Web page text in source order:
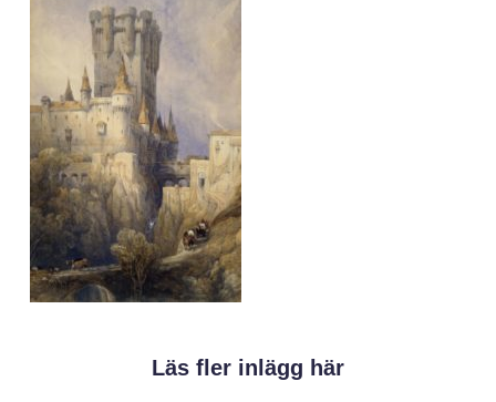
Läs fler inlägg här